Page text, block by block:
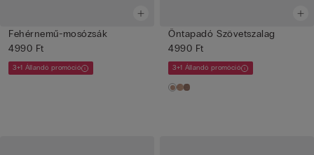
Fehérnemű-mosózsák
4990 Ft
3+1 Állandó promóció
Öntapadó Szövetszalag
4990 Ft
3+1 Állandó promóció